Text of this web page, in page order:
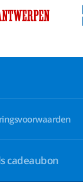
cadeaubon